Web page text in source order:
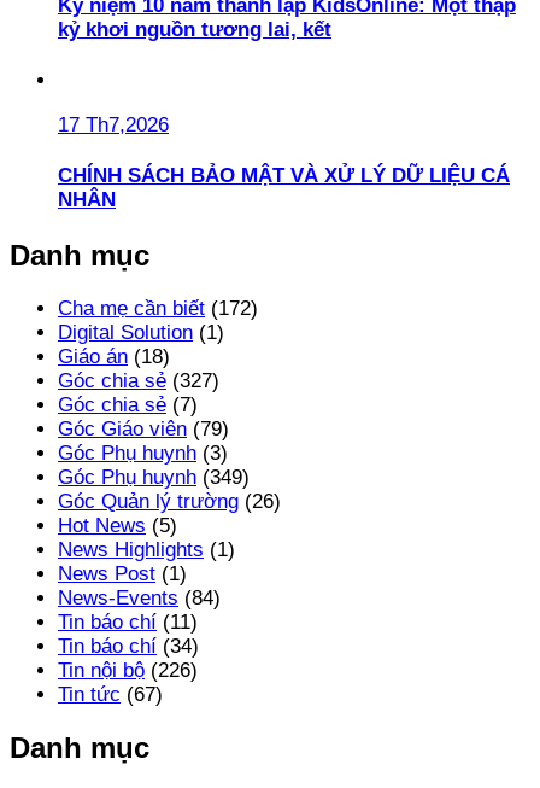
Kỷ niệm 10 năm thành lập KidsOnline: Một thập
kỷ khơi nguồn tương lai, kết
17 Th7,2026
CHÍNH SÁCH BẢO MẬT VÀ XỬ LÝ DỮ LIỆU CÁ
NHÂN
Danh mục
Cha mẹ cần biết (172)
Digital Solution (1)
Giáo án (18)
Góc chia sẻ (327)
Góc chia sẻ (7)
Góc Giáo viên (79)
Góc Phụ huynh (3)
Góc Phụ huynh (349)
Góc Quản lý trường (26)
Hot News (5)
News Highlights (1)
News Post (1)
News-Events (84)
Tin báo chí (11)
Tin báo chí (34)
Tin nội bộ (226)
Tin tức (67)
Danh mục